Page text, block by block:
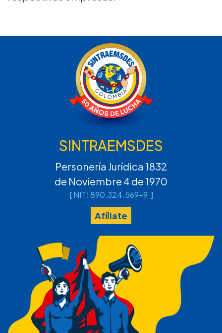
SINTRAEMSDES
Personería Jurídica 1832
de Noviembre 4 de 1970
[ NIT: 890.324.569-9 ]
Afíliate